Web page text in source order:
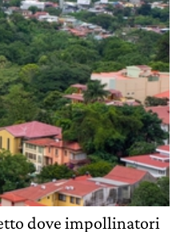
dove impollinatori